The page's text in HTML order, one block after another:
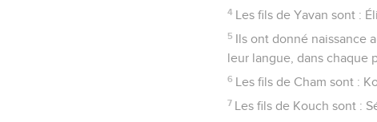
4 Les fils de Yavan sont :
5 Ils ont donné naissance
leur langue, dans chaque
6 Les fils de Cham sont :
7 Les fils de Kouch sont :